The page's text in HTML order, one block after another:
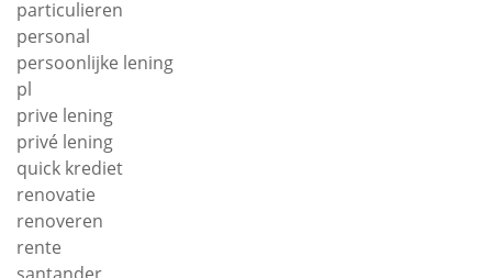
particulieren
personal
persoonlijke lening
pl
prive lening
privé lening
quick krediet
renovatie
renoveren
rente